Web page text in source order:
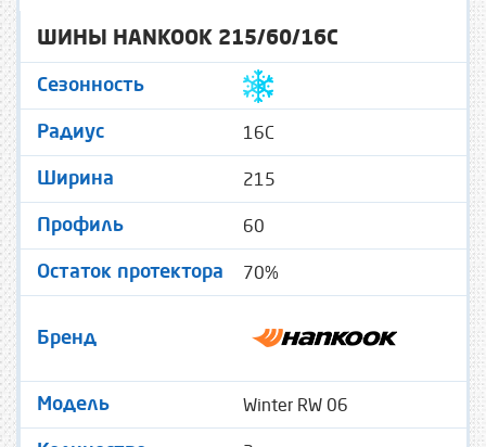
ШИНЫ HANKOOK 215/60/16C
Сезонность
Радиус 16C
Ширина 215
Профиль 60
Остаток протектора 70%
Бренд
Модель Winter RW 06